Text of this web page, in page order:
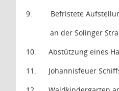
9.
Befristete
an der Solinger
10.
Abstützung eines
11.
Johannisfeuer